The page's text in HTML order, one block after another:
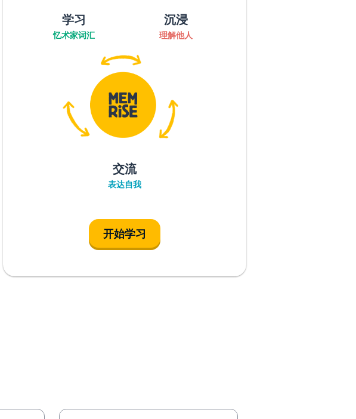
学习
忆术家词汇
沉浸
理解他人
交流
表达自我
开始学习